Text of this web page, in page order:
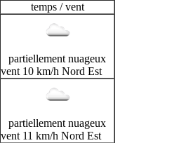
temps / vent
partiellement nuageux
vent 10 km/h Nord Est
partiellement nuageux
vent 11 km/h Nord Est